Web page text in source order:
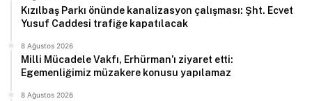
Kızılbaş Parkı önünde kanalizasyon çalışması: Şht. Ecvet
Yusuf Caddesi trafiğe kapatılacak
8 Ağustos 2026
Milli Mücadele Vakfı, Erhürman’ı ziyaret etti:
Egemenliğimiz müzakere konusu yapılamaz
8 Ağustos 2026